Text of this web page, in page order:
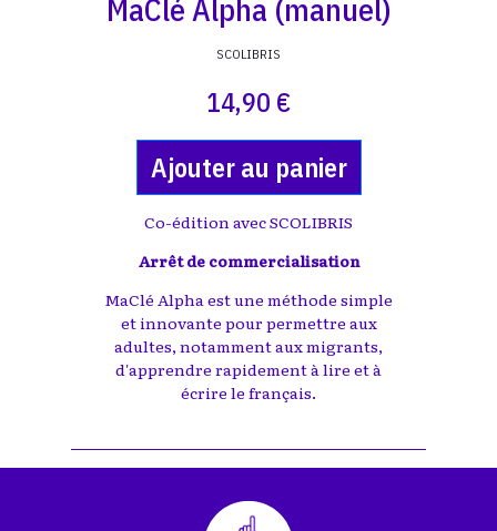
MaClé Alpha (manuel)
SCOLIBRIS
14,90 €
Ajouter au panier
Co-édition avecSCOLIBRIS
Arrêt de commercialisation
MaClé Alpha est une méthode simple
et innovante pour permettre aux
adultes, notamment aux migrants,
d'apprendre rapidement à lire et à
écrire le français.